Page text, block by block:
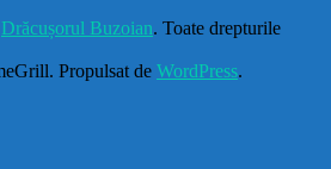
Drăcușorul Buzoian. Toate drepturile
Propulsat de WordPress.